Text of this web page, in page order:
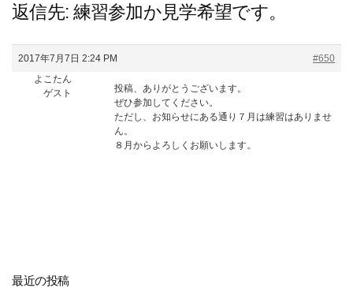
ン
ン
ツ
返信先: 練習参加か見学希望です。
2017年7月7日 2:24 PM
#650
よこたん
ゲスト
投稿、ありがとうございます。
ぜひ参加してください。
ただし、お知らせにある通り７月は練習はありませ
ん。
８月からよろしくお願いします。
最近の投稿